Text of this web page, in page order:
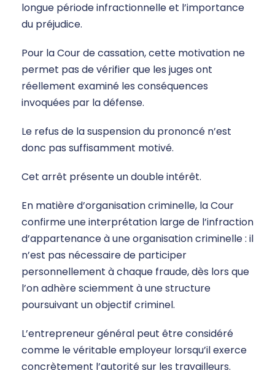
longue période infractionnelle et l’importance
du préjudice.
Pour la Cour de cassation, cette motivation ne
permet pas de vérifier que les juges ont
réellement examiné les conséquences
invoquées par la défense.
Le refus de la suspension du prononcé n’est
donc pas suffisamment motivé.
Cet arrêt présente un double intérêt.
En matière d’organisation criminelle, la Cour
confirme une interprétation large de l’infraction
d’appartenance à une organisation criminelle : il
n’est pas nécessaire de participer
personnellement à chaque fraude, dès lors que
l’on adhère sciemment à une structure
poursuivant un objectif criminel.
L’entrepreneur général peut être considéré
comme le véritable employeur lorsqu’il exerce
concrètement l’autorité sur les travailleurs.